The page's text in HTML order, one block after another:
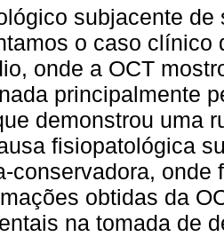
subjacente
o caso clínico
onde a OCT
principalmente
demonstrou uma
fisiopatológica
conservadora, onde
obtidas da
na tomada de